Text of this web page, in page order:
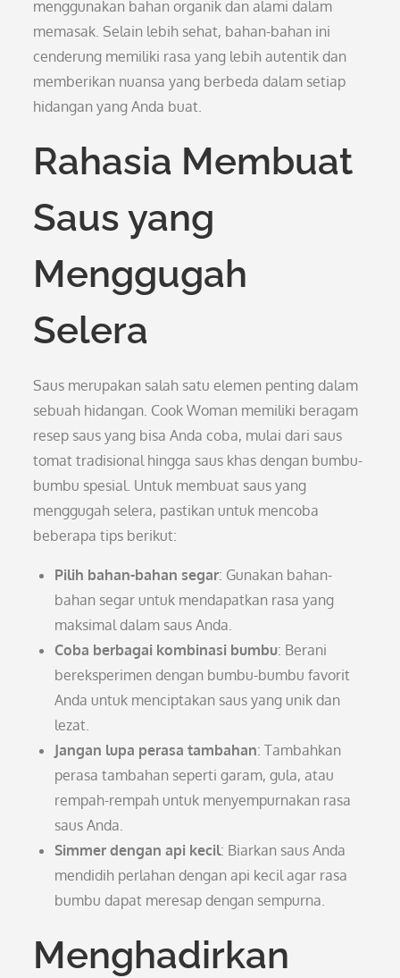
menggunakan bahan organik dan alami dalam
memasak. Selain lebih sehat, bahan-bahan ini
cenderung memiliki rasa yang lebih autentik dan
memberikan nuansa yang berbeda dalam setiap
hidangan yang Anda buat.
Rahasia Membuat
Saus yang
Menggugah
Selera
Saus merupakan salah satu elemen penting dalam
sebuah hidangan. Cook Woman memiliki beragam
resep saus yang bisa Anda coba, mulai dari saus
tomat tradisional hingga saus khas dengan bumbu-
bumbu spesial. Untuk membuat saus yang
menggugah selera, pastikan untuk mencoba
beberapa tips berikut:
Pilih bahan-bahan segar: Gunakan bahan-
bahan segar untuk mendapatkan rasa yang
maksimal dalam saus Anda.
Coba berbagai kombinasi bumbu: Berani
bereksperimen dengan bumbu-bumbu favorit
Anda untuk menciptakan saus yang unik dan
lezat.
Jangan lupa perasa tambahan: Tambahkan
perasa tambahan seperti garam, gula, atau
rempah-rempah untuk menyempurnakan rasa
saus Anda.
Simmer dengan api kecil: Biarkan saus Anda
mendidih perlahan dengan api kecil agar rasa
bumbu dapat meresap dengan sempurna.
Menghadirkan